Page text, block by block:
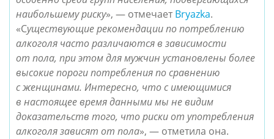
наибольшему риску», — отмечает Bryazka.
«Существующие рекомендации по потреблению
алкоголя часто различаются в зависимости
от пола, при этом для мужчин установлены более
высокие пороги потребления по сравнению
с женщинами. Интересно, что с имеющимися
в настоящее время данными мы не видим
доказательств того, что риски от употребления
алкоголя зависят от пола», — отметила она.